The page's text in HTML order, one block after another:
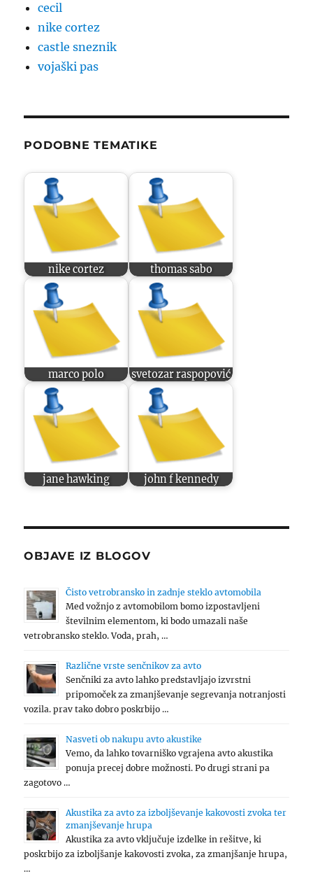
cecil
nike cortez
castle sneznik
vojaški pas
PODOBNE TEMATIKE
nike cortez thomas sabo
marco polo svetozar raspopović
jane hawking john f kennedy
OBJAVE IZ BLOGOV
Čisto vetrobransko in zadnje steklo avtomobila
Med vožnjo z avtomobilom bomo izpostavljeni
številnim elementom, ki bodo umazali naše
vetrobransko steklo. Voda, prah, …
Različne vrste senčnikov za avto
Senčniki za avto lahko predstavljajo izvrstni
pripomoček za zmanjševanje segrevanja notranjosti
vozila. prav tako dobro poskrbijo …
Nasveti ob nakupu avto akustike
Vemo, da lahko tovarniško vgrajena avto akustika
ponuja precej dobre možnosti. Po drugi strani pa
zagotovo …
Akustika za avto za izboljševanje kakovosti zvoka ter
zmanjševanje hrupa
Akustika za avto vključuje izdelke in rešitve, ki
poskrbijo za izboljšanje kakovosti zvoka, za zmanjšanje hrupa,
…